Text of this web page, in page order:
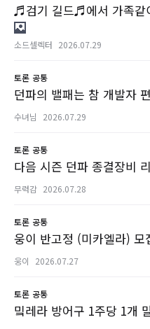
♬검기 길드♬에서 가족같
소드셀렉터 2026.07.29
토론 공통
던파의 밸패는 참 개발자
수녀님 2026.07.29
토론 공통
다음 시즌 던파 종결장비
무력감 2026.07.28
토론 공통
웅이 반고정 (미카엘라) 모
웅이 2026.07.27
토론 공통
밐레라 방어구 1주당 1개